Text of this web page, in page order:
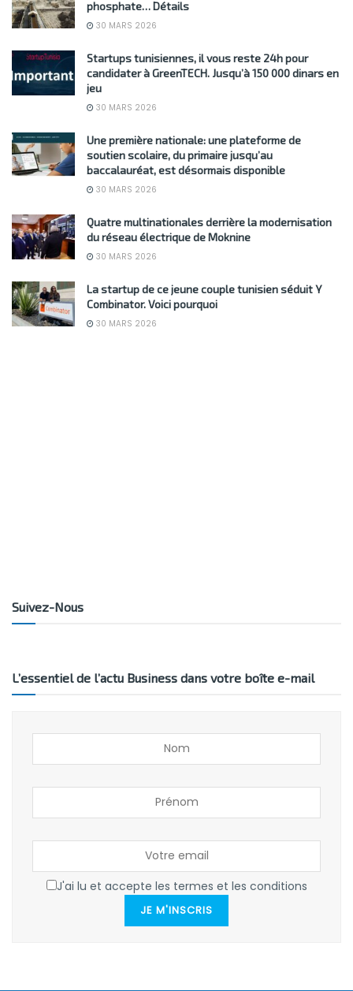
phosphate… Détails
30 MARS 2026
Startups tunisiennes, il vous reste 24h pour
candidater à GreenTECH. Jusqu’à 150 000 dinars en
jeu
30 MARS 2026
Une première nationale: une plateforme de
soutien scolaire, du primaire jusqu’au
baccalauréat, est désormais disponible
30 MARS 2026
Quatre multinationales derrière la modernisation
du réseau électrique de Moknine
30 MARS 2026
La startup de ce jeune couple tunisien séduit Y
Combinator. Voici pourquoi
30 MARS 2026
Suivez-Nous
L’essentiel de l’actu Business dans votre boîte e-mail
J'ai lu et accepte les termes et les conditions
JE M'INSCRIS